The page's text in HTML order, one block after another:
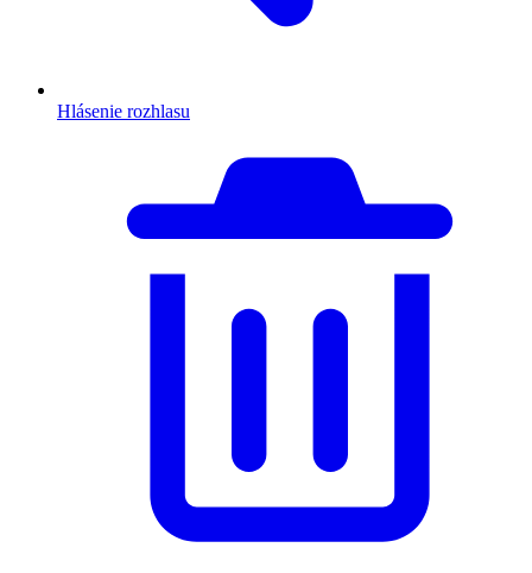
Hlásenie rozhlasu